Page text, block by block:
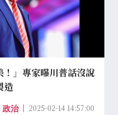
！」專家曝川普話沒說
造
政治 2025-02-14 14:57:00